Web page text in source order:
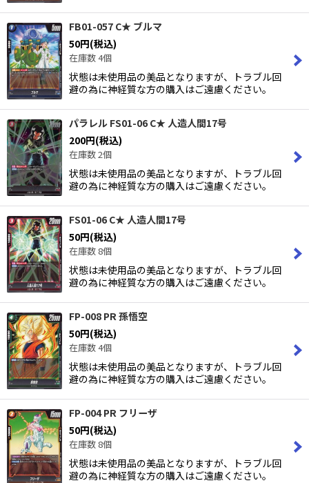
FB01-057 C★ ブルマ
50円(税込)
在庫数 4個
状態は未使用品の美品となりますが、トラブル回
避の為に神経質な方の購入はご遠慮ください。
パラレル FS01-06 C★ 人造人間17号
200円(税込)
在庫数 2個
状態は未使用品の美品となりますが、トラブル回
避の為に神経質な方の購入はご遠慮ください。
FS01-06 C★ 人造人間17号
50円(税込)
在庫数 8個
状態は未使用品の美品となりますが、トラブル回
避の為に神経質な方の購入はご遠慮ください。
FP-008 PR 孫悟空
50円(税込)
在庫数 4個
状態は未使用品の美品となりますが、トラブル回
避の為に神経質な方の購入はご遠慮ください。
FP-004 PR フリーザ
50円(税込)
在庫数 8個
状態は未使用品の美品となりますが、トラブル回
避の為に神経質な方の購入はご遠慮ください。